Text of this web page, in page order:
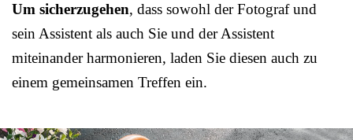
Um sicherzugehen, dass sowohl der Fotograf und
sein Assistent als auch Sie und der Assistent
miteinander harmonieren, laden Sie diesen auch zu
einem gemeinsamen Treffen ein.